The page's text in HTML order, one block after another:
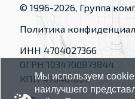
© 1996-2026, Группа
Политика
ИНН 4704027366
ОГРН 1034700873844
КПП 470401001
Мы используем
наилучшего